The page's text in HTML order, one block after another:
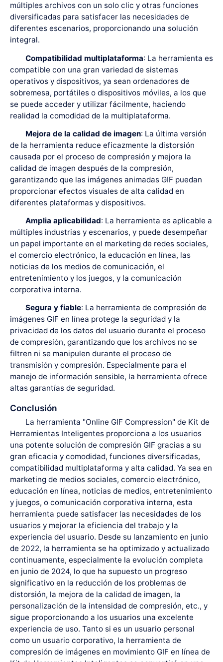
múltiples archivos con un solo clic y otras funciones
diversificadas para satisfacer las necesidades de
diferentes escenarios, proporcionando una solución
integral.
Compatibilidad multiplataforma: La herramienta es
compatible con una gran variedad de sistemas
operativos y dispositivos, ya sean ordenadores de
sobremesa, portátiles o dispositivos móviles, a los que
se puede acceder y utilizar fácilmente, haciendo
realidad la comodidad de la multiplataforma.
Mejora de la calidad de imagen: La última versión
de la herramienta reduce eficazmente la distorsión
causada por el proceso de compresión y mejora la
calidad de imagen después de la compresión,
garantizando que las imágenes animadas GIF puedan
proporcionar efectos visuales de alta calidad en
diferentes plataformas y dispositivos.
Amplia aplicabilidad: La herramienta es aplicable a
múltiples industrias y escenarios, y puede desempeñar
un papel importante en el marketing de redes sociales,
el comercio electrónico, la educación en línea, las
noticias de los medios de comunicación, el
entretenimiento y los juegos, y la comunicación
corporativa interna.
Segura y fiable: La herramienta de compresión de
imágenes GIF en línea protege la seguridad y la
privacidad de los datos del usuario durante el proceso
de compresión, garantizando que los archivos no se
filtren ni se manipulen durante el proceso de
transmisión y compresión. Especialmente para el
manejo de información sensible, la herramienta ofrece
altas garantías de seguridad.
Conclusión
La herramienta "Online GIF Compression" de Kit de
Herramientas Inteligentes proporciona a los usuarios
una potente solución de compresión GIF gracias a su
gran eficacia y comodidad, funciones diversificadas,
compatibilidad multiplataforma y alta calidad. Ya sea en
marketing de medios sociales, comercio electrónico,
educación en línea, noticias de medios, entretenimiento
y juegos, o comunicación corporativa interna, esta
herramienta puede satisfacer las necesidades de los
usuarios y mejorar la eficiencia del trabajo y la
experiencia del usuario. Desde su lanzamiento en junio
de 2022, la herramienta se ha optimizado y actualizado
continuamente, especialmente la evolución completa
en junio de 2024, lo que ha supuesto un progreso
significativo en la reducción de los problemas de
distorsión, la mejora de la calidad de imagen, la
personalización de la intensidad de compresión, etc., y
sigue proporcionando a los usuarios una excelente
experiencia de uso. Tanto si es un usuario personal
como un usuario corporativo, la herramienta de
compresión de imágenes en movimiento GIF en línea de